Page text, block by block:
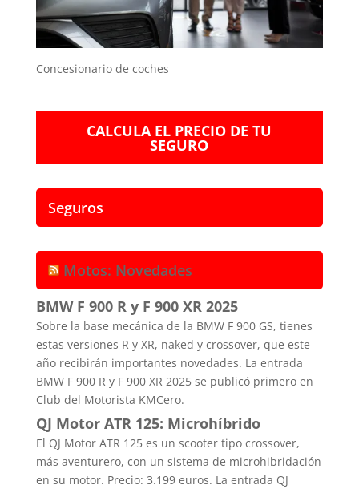
Concesionario de coches
CALCULA EL PRECIO DE TU
SEGURO
Seguros
Motos: Novedades
BMW F 900 R y F 900 XR 2025
Sobre la base mecánica de la BMW F 900 GS, tienes
estas versiones R y XR, naked y crossover, que este
año recibirán importantes novedades. La entrada
BMW F 900 R y F 900 XR 2025 se publicó primero en
Club del Motorista KMCero.
QJ Motor ATR 125: Microhíbrido
El QJ Motor ATR 125 es un scooter tipo crossover,
más aventurero, con un sistema de microhibridación
en su motor. Precio: 3.199 euros. La entrada QJ